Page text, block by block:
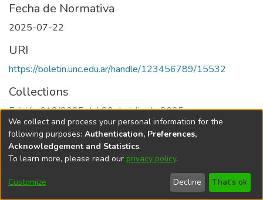
Fecha de Normativa
2025-07-22
URI
https://boletin.unc.edu.ar/handle/123456789/15532
Collections
Edición 018/2025 del 23 de julio de 2025
Universidad Nacional de Córdoba
We collect and process your personal information for the
following purposes: Authentication, Preferences,
Acknowledgement and Statistics.
To learn more, please read our privacy policy.
Customize Decline That's ok